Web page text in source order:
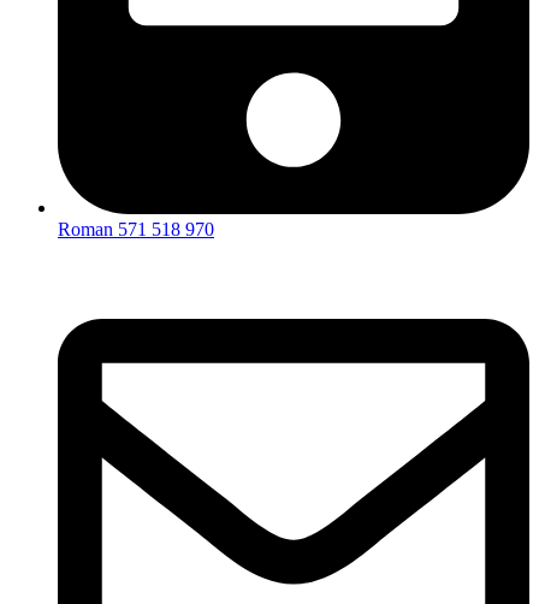
Roman 571 518 970